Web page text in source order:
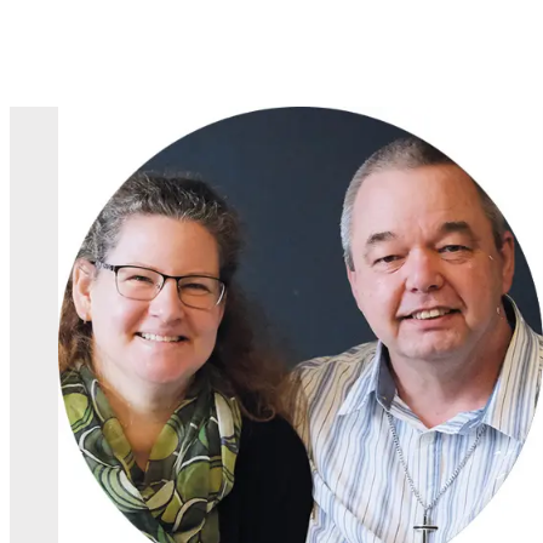
Die HOPE Kirche ist eine moderne Kirche, in der jeder